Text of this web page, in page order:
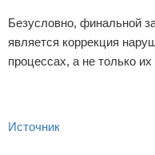
Безусловно, финальной
является коррекция
процессах, а не только их
Источник